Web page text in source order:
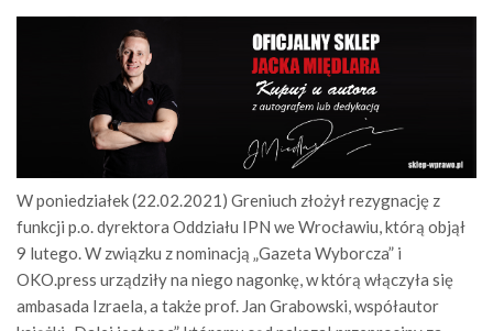
W poniedziałek (22.02.2021) Greniuch złożył rezygnację z
funkcji p.o. dyrektora Oddziału IPN we Wrocławiu, którą objął
9 lutego. W związku z nominacją „Gazeta Wyborcza” i
OKO.press urządziły na niego nagonkę, w którą włączyła się
ambasada Izraela, a także prof. Jan Grabowski, współautor